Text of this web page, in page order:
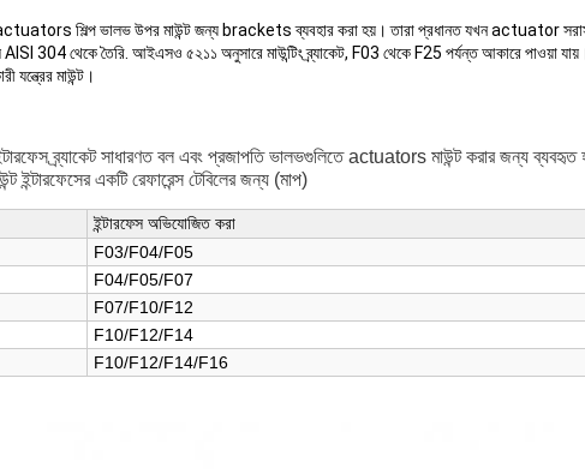
actuators শিল্প ভালভ উপর মাউন্ট জন্য brackets ব্যবহার করা হয়। তারা প্রধানত যখন actuator
AISI 304 থেকে তৈরি. আইএসও ৫২১১ অনুসারে মাউন্টিং ব্র্যাকেট, F03 থেকে F25 পর্যন্ত আকারে পাওয়া
যন্ত্রের মাউন্ট।
ব্র্যাকেট সাধারণত বল এবং প্রজাপতি ভালভগুলিতে actuators মাউন্ট করার জন্য ব্যবহৃত
একটি রেফারেন্স টেবিলের জন্য (মাপ)
ইন্টারফেস অভিযোজিত করা
F03/F04/F05
F04/F05/F07
F07/F10/F12
F10/F12/F14
F10/F12/F14/F16